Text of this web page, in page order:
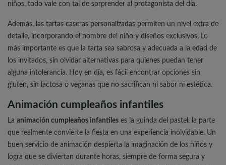
niños, todo vale con tal de sorprender al protagonista del día.
Además, las tartas caseras personalizadas permiten un nivel extra de
detalle, incorporando el nombre del niño y diseños exclusivos. Lo
más importante es que la tarta sea sabrosa y adecuada a la edad de
los invitados, sin olvidar alternativas para quienes puedan tener
alguna intolerancia. Hoy en día, es fácil encontrar opciones sin
gluten, sin lactosa o veganas que no sacrifican ni sabor ni estética.
Animación cumpleaños infantiles
La animación cumpleaños infantiles es la guinda del pastel, la parte
que realmente convierte la fiesta en una experiencia inolvidable. Un
buen servicio de animación despierta la imaginación de los niños y
logra que se diviertan durante horas, siempre de forma segura y